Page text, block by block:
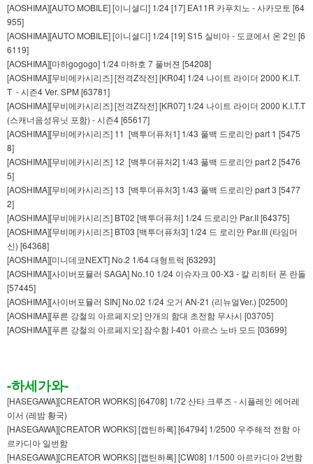
[AOSHIMA][AUTO MOBILE] [이니셜디] 1/24 [17] EA11R 카푸치노 - 사카모토 [64
955]
[AOSHIMA][AUTO MOBILE] [이니셜디] 1/24 [19] S15 실비아 - 도쿄에서 온 2인 [6
6119]
[AOSHIMA][마하gogogo] 1/24 마하호 7 풀버젼 [54208]
[AOSHIMA][무비메카시리즈] [전격Z작전] [KR04] 1/24 나이트 라이더 2000 K.I.T.
T - 시즌4 Ver. SPM [63781]
[AOSHIMA][무비메카시리즈] [전격Z작전] [KR07] 1/24 나이트 라이더 2000 K.I.T.T
(스캐너음성유닛 포함) - 시즌4 [65617]
[AOSHIMA][무비메카시리즈] 11 [백투더퓨처1] 1/43 풀백 드로리안 part 1 [5475
8]
[AOSHIMA][무비메카시리즈] 12 [백투더퓨처2] 1/43 풀백 드로리안 part 2 [5476
5]
[AOSHIMA][무비메카시리즈] 13 [백투더퓨처3] 1/43 풀백 드로리안 part 3 [5477
2]
[AOSHIMA][무비메카시리즈] BT02 [백투더퓨처] 1/24 드로리안 Par.II [64375]
[AOSHIMA][무비메카시리즈] BT03 [백투더퓨처3] 1/24 드 로리안 Par.III (타임머
신) [64368]
[AOSHIMA][미니데코NEXT] No.2 1/64 대형트럭 [63293]
[AOSHIMA][사이버포뮬러 SAGA] No.10 1/24 이슈자크 00-X3 - 칼 리히터 폰 란돌
[57445]
[AOSHIMA][사이버포뮬러 SIN] No.02 1/24 오거 AN-21 (리뉴얼Ver.) [02500]
[AOSHIMA][푸른 강철의 아르페지오] 안개의 함대 초전함 무사시 [03705]
[AOSHIMA][푸른 강철의 아르페지오] 잠수함 I-401 아르스 노바 모드 [03699]
-하세가와-
[HASEGAWA][CREATOR WORKS] [64708] 1/72 산타 크루즈 - 시플레인 에어레
이서 (레밤 황국)
[HASEGAWA][CREATOR WORKS] [캡틴하록] [64794] 1/2500 우주해적 전함 아
르카디아 일번함
[HASEGAWA][CREATOR WORKS] [캡틴하록] [CW08] 1/1500 아르카디아 2번함